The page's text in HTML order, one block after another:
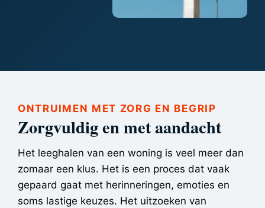
ONTRUIMEN MET ZORG EN BEGRIP
Zorgvuldig en met aandacht
Het leeghalen van een woning is veel meer dan
zomaar een klus. Het is een proces dat vaak
gepaard gaat met herinneringen, emoties en
soms lastige keuzes. Het uitzoeken van